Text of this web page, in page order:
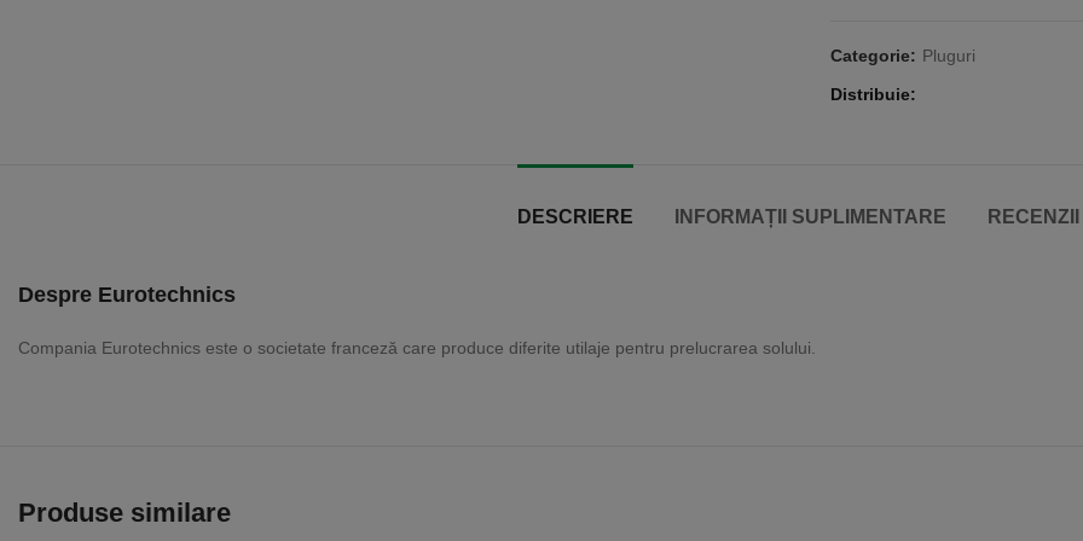
Categorie: Pluguri
Distribuie
DESCRIERE INFORMAȚII SUPLIMENTARE RECENZII
Despre Eurotechnics
Compania Eurotechnics este o societate franceză care produce diferite utilaje pentru prelucrarea solului.
Produse similare